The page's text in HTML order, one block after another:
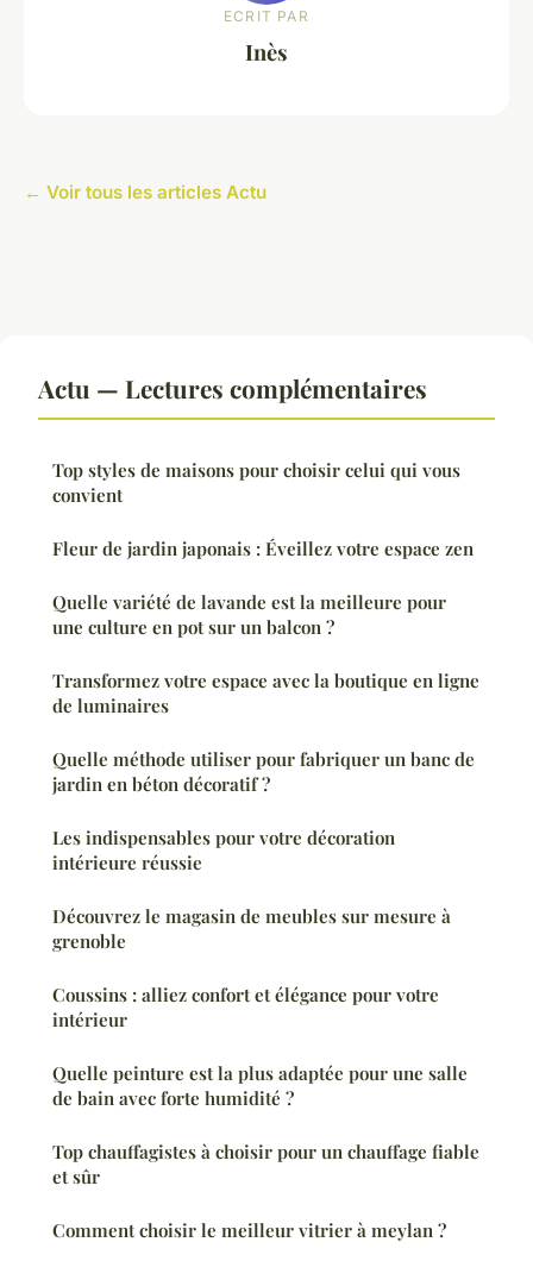
ECRIT PAR
Inès
← Voir tous les articles Actu
Actu — Lectures complémentaires
Top styles de maisons pour choisir celui qui vous
convient
Fleur de jardin japonais : Éveillez votre espace zen
Quelle variété de lavande est la meilleure pour
une culture en pot sur un balcon ?
Transformez votre espace avec la boutique en ligne
de luminaires
Quelle méthode utiliser pour fabriquer un banc de
jardin en béton décoratif ?
Les indispensables pour votre décoration
intérieure réussie
Découvrez le magasin de meubles sur mesure à
grenoble
Coussins : alliez confort et élégance pour votre
intérieur
Quelle peinture est la plus adaptée pour une salle
de bain avec forte humidité ?
Top chauffagistes à choisir pour un chauffage fiable
et sûr
Comment choisir le meilleur vitrier à meylan ?